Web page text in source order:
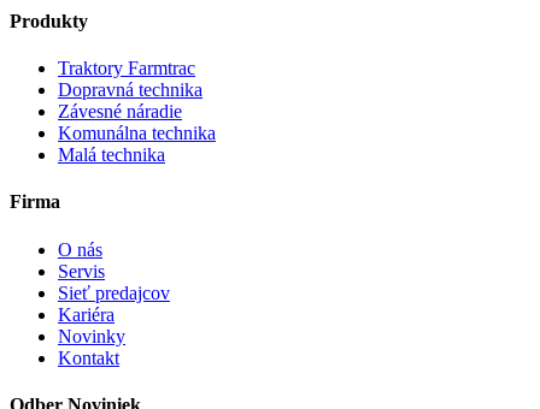
Produkty
Traktory Farmtrac
Dopravná technika
Závesné náradie
Komunálna technika
Malá technika
Firma
O nás
Servis
Sieť predajcov
Kariéra
Novinky
Kontakt
Odber Noviniek